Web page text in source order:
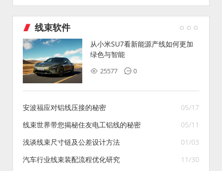
线束软件
从小米SU7看新能源产线如何更加
绿色与智能
25577 0
05/17
安波福应对铝线压接的秘密
05/11
线束世界带您揭秘住友电工铝线的秘密
01/03
浅谈线束尺寸链及公差设计方法
11/30
汽车行业线束装配流程优化研究